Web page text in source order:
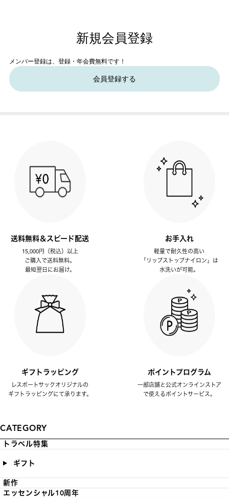
新規会員登録
メンバー登録は、登録・年会費無料です！
会員登録する
送料無料＆スピード配送
15,000円（税込）以上
ご購入で送料無料。
最短翌日にお届け。
お手入れ
軽量で耐久性の高い
「リップストップナイロン」は
水洗いが可能。
ギフトラッピング
レスポートサックオリジナルの
ギフトラッピングにて承ります。
ポイントプログラム
一部店舗と公式オンラインストア
で使えるポイントサービス。
CATEGORY
トラベル特集
ギフト
新作
エッセンシャル10周年